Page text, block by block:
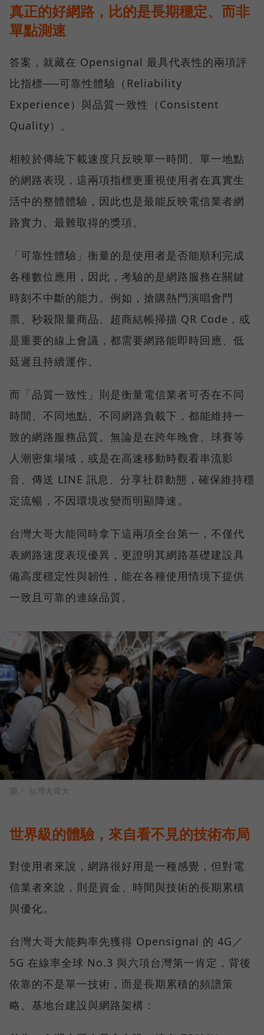
真正的好網路，比的是長期穩定、而非
單點測速
答案，就藏在 Opensignal 最具代表性的兩項評
比指標──可靠性體驗（Reliability
Experience）與品質一致性（Consistent
Quality）。
相較於傳統下載速度只反映單一時間、單一地點
的網路表現，這兩項指標更重視使用者在真實生
活中的整體體驗，因此也是最能反映電信業者網
路實力、最難取得的獎項。
「可靠性體驗」衡量的是使用者是否能順利完成
各種數位應用，因此，考驗的是網路服務在關鍵
時刻不中斷的能力。例如，搶購熱門演唱會門
票、秒殺限量商品、超商結帳掃描 QR Code，或
是重要的線上會議，都需要網路能即時回應、低
延遲且持續運作。
而「品質一致性」則是衡量電信業者可否在不同
時間、不同地點、不同網路負載下，都能維持一
致的網路服務品質。無論是在跨年晚會、球賽等
人潮密集場域，或是在高速移動時觀看串流影
音、傳送 LINE 訊息、分享社群動態，確保維持穩
定流暢，不因環境改變而明顯降速。
台灣大哥大能同時拿下這兩項全台第一，不僅代
表網路速度表現優異，更證明其網路基礎建設具
備高度穩定性與韌性，能在各種使用情境下提供
一致且可靠的連線品質。
圖／ 台灣大哥大
世界級的體驗，來自看不見的技術布局
對使用者來說，網路很好用是一種感覺，但對電
信業者來說，則是資金、時間與技術的長期累積
與優化。
台灣大哥大能夠率先獲得 Opensignal 的 4G／
5G 在線率全球 No.3 與六項台灣第一肯定，背後
依靠的不是單一技術，而是長期累積的頻譜策
略、基地台建設與網路架構：